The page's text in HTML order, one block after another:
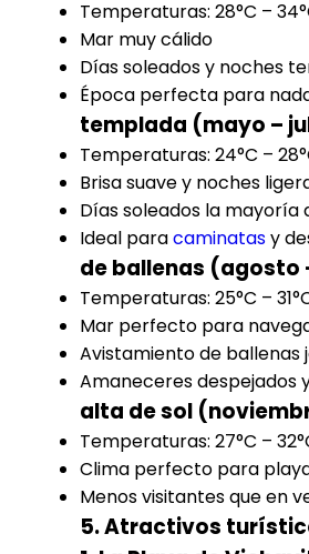
Temperaturas: 28°C –
Mar muy cálido
Días soleados y noches
Época perfecta para
templada (mayo –
Temperaturas: 24°C –
Brisa suave y noches
Días soleados la mayoría
Ideal paracaminatasy
de ballenas (agosto
Temperaturas: 25°C –
Mar perfecto para
Avistamiento de ballenas
Amaneceres despejados
alta de sol
Temperaturas: 27°C –
Clima perfecto para
Menos visitantes que en
5. Atractivos